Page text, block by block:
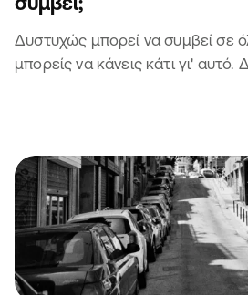
Δυστυχώς μπορεί να συμβεί σε
μπορείς να κάνεις κάτι γι' αυτό.